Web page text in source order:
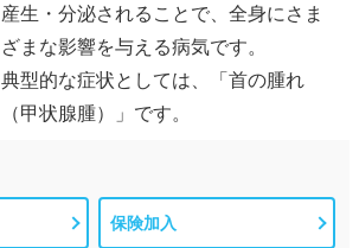
産生・分泌されることで、全身にさま
ざまな影響を与える病気です。
典型的な症状としては、「首の腫れ
（甲状腺腫）」です。
保険加入